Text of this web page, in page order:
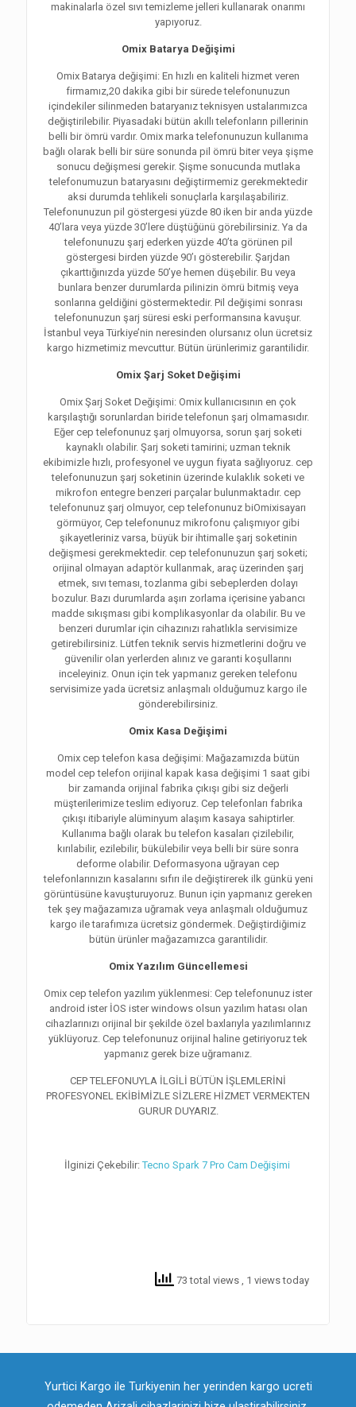
makinalarla özel sıvı temizleme jelleri kullanarak onarımı
yapıyoruz.
Omix Batarya Değişimi
Omix Batarya değişimi: En hızlı en kaliteli hizmet veren
firmamız,20 dakika gibi bir sürede telefonunuzun
içindekiler silinmeden bataryanız teknisyen ustalarımızca
değiştirilebilir. Piyasadaki bütün akıllı telefonların pillerinin
belli bir ömrü vardır. Omix marka telefonunuzun kullanıma
bağlı olarak belli bir süre sonunda pil ömrü biter veya şişme
sonucu değişmesi gerekir. Şişme sonucunda mutlaka
telefonumuzun bataryasını değiştirmemiz gerekmektedir
aksi durumda tehlikeli sonuçlarla karşılaşabiliriz.
Telefonunuzun pil göstergesi yüzde 80 iken bir anda yüzde
40’lara veya yüzde 30’lere düştüğünü görebilirsiniz. Ya da
telefonunuzu şarj ederken yüzde 40’ta görünen pil
göstergesi birden yüzde 90’ı gösterebilir. Şarjdan
çıkarttığınızda yüzde 50’ye hemen düşebilir. Bu veya
bunlara benzer durumlarda pilinizin ömrü bitmiş veya
sonlarına geldiğini göstermektedir. Pil değişimi sonrası
telefonunuzun şarj süresi eski performansına kavuşur.
İstanbul veya Türkiye’nin neresinden olursanız olun ücretsiz
kargo hizmetimiz mevcuttur. Bütün ürünlerimiz garantilidir.
Omix Şarj Soket Değişimi
Omix Şarj Soket Değişimi: Omix kullanıcısının en çok
karşılaştığı sorunlardan biride telefonun şarj olmamasıdır.
Eğer cep telefonunuz şarj olmuyorsa, sorun şarj soketi
kaynaklı olabilir. Şarj soketi tamirini; uzman teknik
ekibimizle hızlı, profesyonel ve uygun fiyata sağlıyoruz. cep
telefonunuzun şarj soketinin üzerinde kulaklık soketi ve
mikrofon entegre benzeri parçalar bulunmaktadır. cep
telefonunuz şarj olmuyor, cep telefonunuz biOmixisayarı
görmüyor, Cep telefonunuz mikrofonu çalışmıyor gibi
şikayetleriniz varsa, büyük bir ihtimalle şarj soketinin
değişmesi gerekmektedir. cep telefonunuzun şarj soketi;
orijinal olmayan adaptör kullanmak, araç üzerinden şarj
etmek, sıvı teması, tozlanma gibi sebeplerden dolayı
bozulur. Bazı durumlarda aşırı zorlama içerisine yabancı
madde sıkışması gibi komplikasyonlar da olabilir. Bu ve
benzeri durumlar için cihazınızı rahatlıkla servisimize
getirebilirsiniz. Lütfen teknik servis hizmetlerini doğru ve
güvenilir olan yerlerden alınız ve garanti koşullarını
inceleyiniz. Onun için tek yapmanız gereken telefonu
servisimize yada ücretsiz anlaşmalı olduğumuz kargo ile
gönderebilirsiniz.
Omix Kasa Değişimi
Omix cep telefon kasa değişimi: Mağazamızda bütün
model cep telefon orijinal kapak kasa değişimi 1 saat gibi
bir zamanda orijinal fabrika çıkışı gibi siz değerli
müşterilerimize teslim ediyoruz. Cep telefonları fabrika
çıkışı itibariyle alüminyum alaşım kasaya sahiptirler.
Kullanıma bağlı olarak bu telefon kasaları çizilebilir,
kırılabilir, ezilebilir, bükülebilir veya belli bir süre sonra
deforme olabilir. Deformasyona uğrayan cep
telefonlarınızın kasalarını sıfırı ile değiştirerek ilk günkü yeni
görüntüsüne kavuşturuyoruz. Bunun için yapmanız gereken
tek şey mağazamıza uğramak veya anlaşmalı olduğumuz
kargo ile tarafımıza ücretsiz göndermek. Değiştirdiğimiz
bütün ürünler mağazamızca garantilidir.
Omix Yazılım Güncellemesi
Omix cep telefon yazılım yüklenmesi: Cep telefonunuz ister
android ister İOS ister windows olsun yazılım hatası olan
cihazlarınızı orijinal bir şekilde özel baxlarıyla yazılımlarınız
yüklüyoruz. Cep telefonunuz orijinal haline getiriyoruz tek
yapmanız gerek bize uğramanız.
CEP TELEFONUYLA İLGİLİ BÜTÜN İŞLEMLERİNİ
PROFESYONEL EKİBİMİZLE SİZLERE HİZMET VERMEKTEN
GURUR DUYARIZ.
İlginizi Çekebilir:Tecno Spark 7 Pro Cam Değişimi
73 total views , 1 views today
Yurtici Kargo ile Turkiyenin her yerinden kargo ucreti